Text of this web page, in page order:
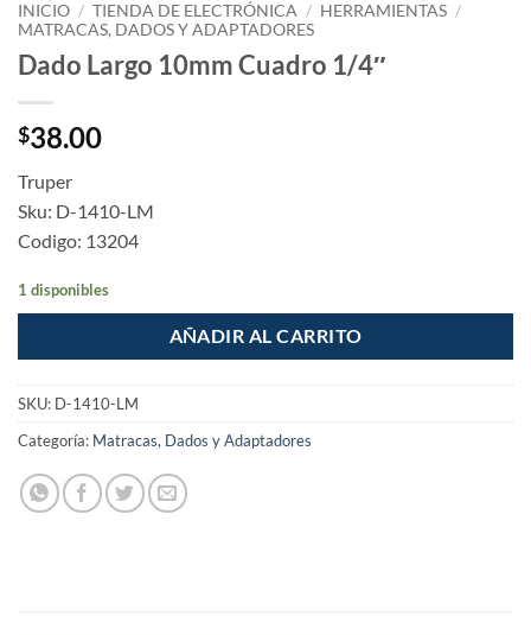
INICIO / TIENDA DE ELECTRÓNICA / HERRAMIENTAS /
MATRACAS, DADOS Y ADAPTADORES
Dado Largo 10mm Cuadro 1/4″
$38.00
Truper
Sku: D-1410-LM
Codigo: 13204
1 disponibles
AÑADIR AL CARRITO
SKU: D-1410-LM
Categoría: Matracas, Dados y Adaptadores